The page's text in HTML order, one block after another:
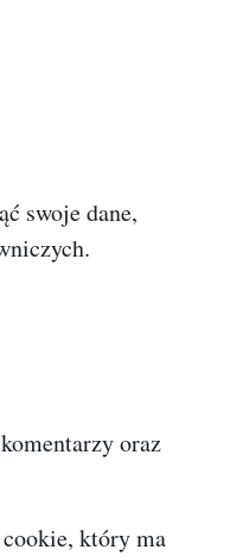
swoje dane,
oraz
który ma